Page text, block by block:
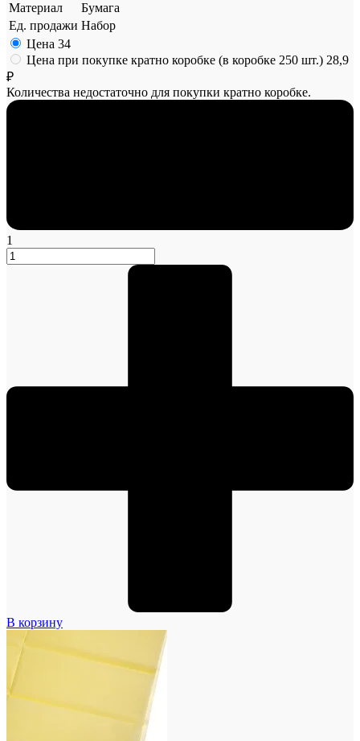
Материал
Бумага
Ед. продажи Набор
Цена 34
Цена при покупке кратно коробке (в коробке 250 шт.) 28,9
₽
Количества недостаточно для покупки кратно коробке.
1
В корзину